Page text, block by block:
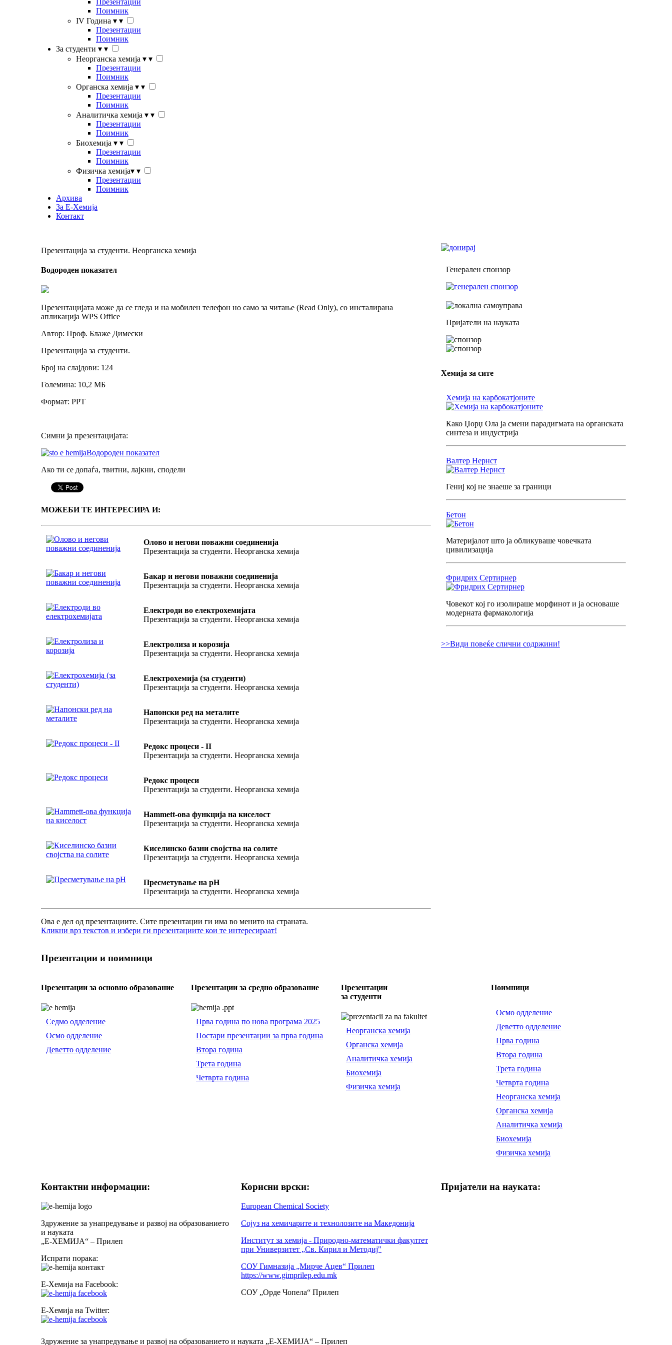
Презентации
Поимник
IV Година ▾ ▾
Презентации
Поимник
За студенти ▾ ▾
Неорганска хемија ▾ ▾
Презентации
Поимник
Органска хемија ▾ ▾
Презентации
Поимник
Аналитичка хемија ▾ ▾
Презентации
Поимник
Биохемија ▾ ▾
Презентации
Поимник
Физичка хемија▾ ▾
Презентации
Поимник
Архива
За Е-Хемија
Контакт
Презентација за студенти. Неорганска хемија
Водороден показател
Презентацијата може да се гледа и на мобилен телефон но само за читање (Read Only), со инсталирана
апликација WPS Office
Автор: Проф. Блаже Димески
Презентација за студенти.
Број на слајдови: 124
Големина: 10,2 МБ
Формат: PPT
Симни ја презентацијата:
Водороден показател
Ако ти се допаѓа, твитни, лајкни, сподели
МОЖЕБИ ТЕ ИНТЕРЕСИРА И:
Олово и негови поважни соединенија
Презентација за студенти. Неорганска хемија
Бакар и негови поважни соединенија
Презентација за студенти. Неорганска хемија
Електроди во електрохемијата
Презентација за студенти. Неорганска хемија
Електролиза и корозија
Презентација за студенти. Неорганска хемија
Електрохемија (за студенти)
Презентација за студенти. Неорганска хемија
Напонски ред на металите
Презентација за студенти. Неорганска хемија
Редокс процеси - II
Презентација за студенти. Неорганска хемија
Редокс процеси
Презентација за студенти. Неорганска хемија
Hammett-oва функција на киселост
Презентација за студенти. Неорганска хемија
Киселинско базни својства на солите
Презентација за студенти. Неорганска хемија
Пресметување на pH
Презентација за студенти. Неорганска хемија
Ова е дел од презентациите. Сите презентации ги има во менито на страната.
Кликни врз текстов и избери ги презентациите кои те интересираат!
Генерален спонзор
Пријатели на науката
Хемија за сите
Хемија на карбокатјоните
Како Џорџ Ола ја смени парадигмата на органската
синтеза и индустрија
Валтер Нернст
Гениј кој не знаеше за граници
Бетон
Материјалот што ја обликуваше човечката
цивилизација
Фридрих Сертирнер
Човекот кој го изолираше морфинот и ја основаше
модерната фармакологија
>>Види повеќе слични содржини!
Презентации и поимници
Презентации за основно образование
Седмо одделение
Осмо одделение
Деветто одделение
Презентации за средно образование
Прва година по нова програма 2025
Постари презентации за прва година
Втора година
Трета година
Четврта година
Презентации
за студенти
Неорганска хемија
Органска хемија
Аналитичка хемија
Биохемија
Физичка хемија
Поимници
Осмо одделение
Деветто одделение
Прва година
Втора година
Трета година
Четврта година
Неорганска хемија
Органска хемија
Аналитичка хемија
Биохемија
Физичка хемија
Контактни информации:
Здружение за унапредување и развој на образованието
и науката
„Е-ХЕМИЈА“ – Прилеп
Испрати порака:
Е-Хемија на Facebook:
Е-Хемија на Twitter:
Корисни врски:
European Chemical Society
Сојуз на хемичарите и технолозите на Македонија
Институт за хемија - Природно-математички факултет
при Универзитет „Св. Кирил и Методиј"
СОУ Гимназија „Мирче Ацев“ Прилеп
https://www.gimprilep.edu.mk
СОУ „Орде Чопела“ Прилеп
Пријатели на науката:
Здружение за унапредување и развој на образованието и науката „Е-ХЕМИЈА“ – Прилеп